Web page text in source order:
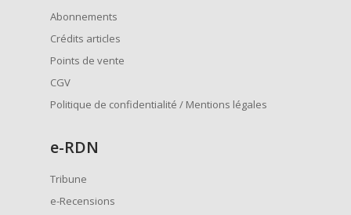
Abonnements
Crédits articles
Points de vente
CGV
Politique de confidentialité / Mentions légales
e-RDN
Tribune
e-Recensions